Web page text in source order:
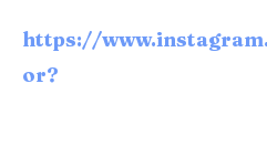
https://
or?